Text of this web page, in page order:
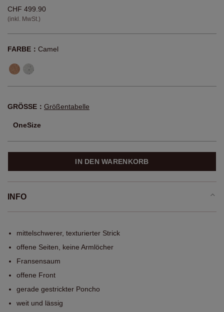
CHF 499.90
(inkl. MwSt.)
FARBE： Camel
GRÖSSE： Größentabelle
OneSize
IN DEN WARENKORB
INFO
mittelschwerer, texturierter Strick
offene Seiten, keine Armlöcher
Fransensaum
offene Front
gerade gestrickter Poncho
weit und lässig